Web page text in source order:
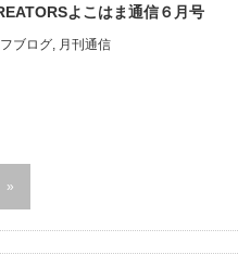
よこはま通信６月号
ブログ 月刊通信
»